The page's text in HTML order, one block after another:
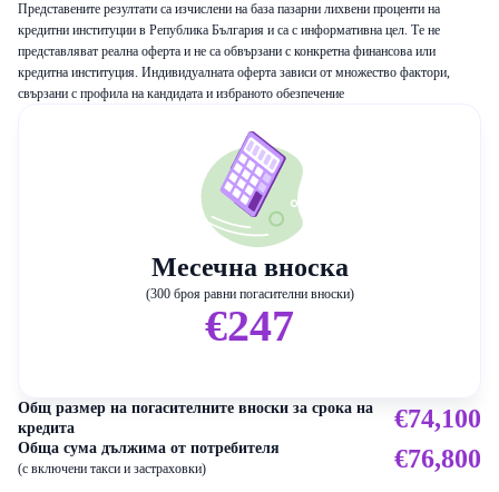
Представените резултати са изчислени на база пазарни лихвени проценти на
кредитни институции в Република България и са с информативна цел. Те не
представляват реална оферта и не са обвързани с конкретна финансова или
кредитна институция. Индивидуалната оферта зависи от множество фактори,
свързани с профила на кандидата и избраното обезпечение
Месечна вноска
(300 броя равни погасителни вноски)
€247
Общ размер на погасителните вноски за срока на
кредита
€74,100
Обща сума дължима от потребителя
(с включени такси и застраховки) €76,800